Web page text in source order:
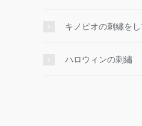
キノピオの刺繡を
ハロウィンの刺繡